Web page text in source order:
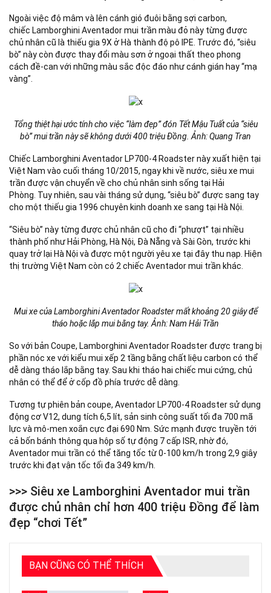
Ngoài việc độ mâm và lên cánh gió đuôi bằng sợi carbon,
chiếc Lamborghini Aventador mui trần màu đỏ này từng được
chủ nhân cũ là thiếu gia 9X ở Hà thành độ pô IPE. Trước đó, “siêu
bò” này còn được thay đổi màu sơn ở ngoại thất theo phong
cách đề-can với những màu sắc độc đáo như cánh gián hay “mạ
vàng”.
Tổng thiệt hại ước tính cho việc“làm đẹp” đón Tết Mậu Tuất của “siêu
bò” mui trần này sẽ không dưới 400 triệu Đồng. Ảnh: Quang Tran
Chiếc Lamborghini Aventador LP700-4 Roadster này xuất hiện tại
Việt Nam vào cuối tháng 10/2015, ngay khi về nước, siêu xe mui
trần được vận chuyển về cho chủ nhân sinh sống tại Hải
Phòng. Tuy nhiên, sau vài tháng sử dụng, “siêu bò” được sang tay
cho một thiếu gia 1996 chuyên kinh doanh xe sang tại Hà Nội.
“Siêu bò” này từng được chủ nhân cũ cho đi “phượt” tại nhiều
thành phố như Hải Phòng, Hà Nội, Đà Nẵng và Sài Gòn, trước khi
quay trở lại Hà Nội và được một người yêu xe tại đây thu nạp. Hiện
thị trường Việt Nam còn có 2 chiếc Aventador mui trần khác.
Mui xe của Lamborghini Aventador Roadster mất khoảng 20 giây để
tháo hoặc lắp mui bằng tay. Ảnh: Nam Hải Trần
So với bản Coupe, Lamborghini Aventador Roadster được trang bị
phần nóc xe với kiểu mui xếp 2 tầng bằng chất liệu carbon có thể
dễ dàng tháo lắp bằng tay. Sau khi tháo hai chiếc mui cứng, chủ
nhân có thể để ở cốp đồ phía trước dễ dàng.
Tương tự phiên bản coupe, Aventador LP700-4 Roadster sử dụng
động cơ V12, dung tích 6,5 lít, sản sinh công suất tối đa 700 mã
lực và mô-men xoắn cực đại 690 Nm. Sức mạnh được truyền tới
cả bốn bánh thông qua hộp số tự động 7 cấp ISR, nhờ đó,
Aventador mui trần có thể tăng tốc từ 0-100 km/h trong 2,9 giây
trước khi đạt vận tốc tối đa 349 km/h.
>>> Siêu xe Lamborghini Aventador mui trần
được chủ nhân chỉ hơn 400 triệu Đồng để làm
đẹp “chơi Tết”
BẠN CŨNG CÓ THỂ THÍCH